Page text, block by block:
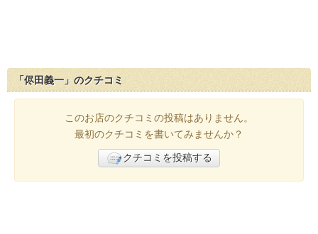
「侭田義一」のクチコミ
このお店のクチコミの投稿はありません。
最初のクチコミを書いてみませんか？
クチコミを投稿する